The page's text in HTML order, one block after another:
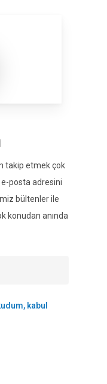
takip etmek çok
e-posta adresini
bültenler ile
konudan anında
kabul